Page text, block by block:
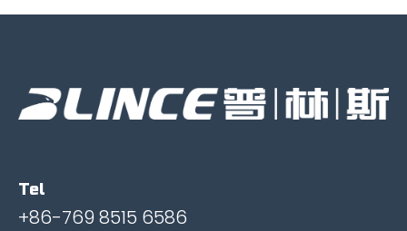
Tel
+86-769 8515 6586